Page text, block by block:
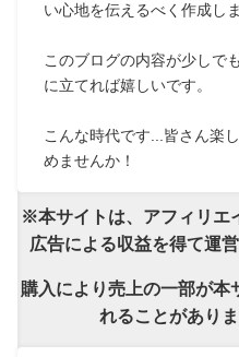
い心地を伝えるべく作成し
このブログの内容が少しで
に立てれば嬉しいです。
こんな時代です...皆さん楽
めませんか！
※本サイトは、アフィリエ
広告による収益を得て運営
購入により売上の一部が本
れることがありま